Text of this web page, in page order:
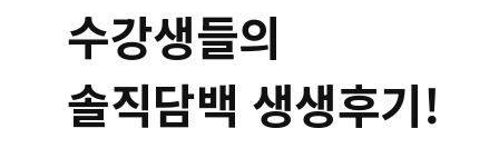
수강생들의
솔직담백 생생후기!